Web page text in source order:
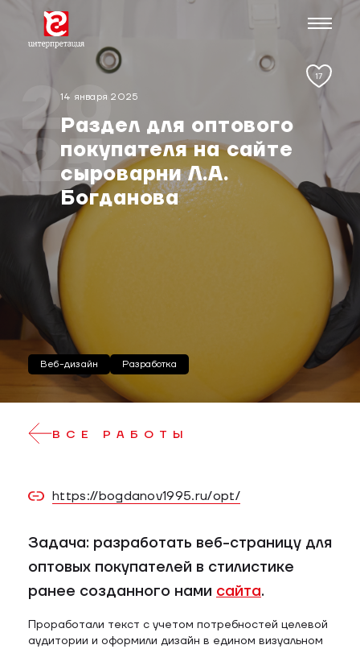
14 января 2025
20
25
Раздел для оптового
покупателя на сайте
сыроварни Л.А.
Богданова
Веб-дизайн Разработка
17
ВСЕ РАБОТЫ
https://bogdanov1995.ru/opt/
Задача: разработать веб-страницу для
оптовых покупателей в стилистике
ранее созданного нами сайта.
Проработали текст с учетом потребностей целевой
аудитории и оформили дизайн в едином визуальном